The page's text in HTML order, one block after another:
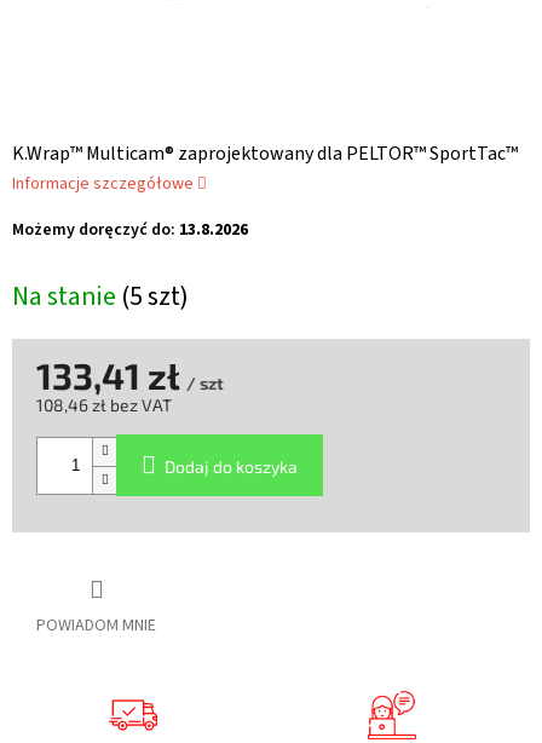
Na stanie (5 szt)
Możemy doręczyć do: 13.8.2026
K.Wrap™ Multicam® zaprojektowany dla PELTOR™ SportTac™
Informacje szczegółowe
POWIADOM MNIE
133,41 zł / szt
108,46 zł bez VAT
jednostkowa:
Dodaj do koszyka